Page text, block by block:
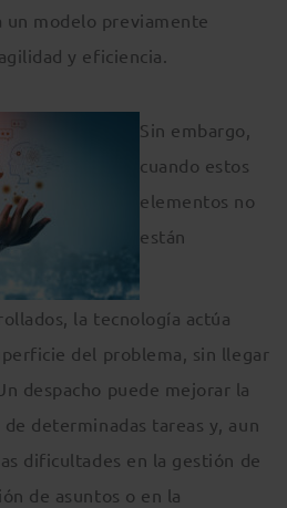
modelo previamente
y eficiencia.
Sin embargo,
cuando estos
elementos no
están
la tecnología actúa
del problema, sin llegar
despacho puede mejorar la
determinadas tareas y, aun
dificultades en la gestión de
de asuntos o en la